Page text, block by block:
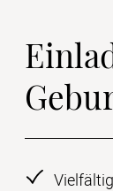
Dir die Karten